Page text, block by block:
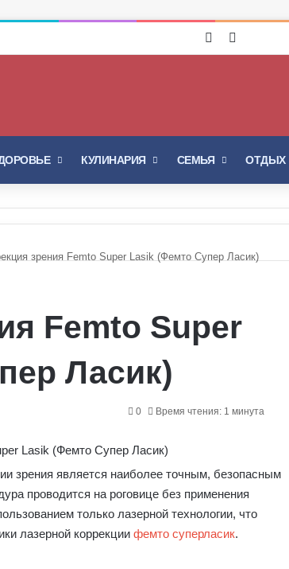
Войти
КУЛИНАРИЯ СЕМЬЯ ОТДЫХ
зрения Femto Super Lasik (Фемто Супер Ласик)
Femto Super
Ласик)
0 Время чтения: 1 минута
зрения является наиболее точным, безопасным
проводится на роговице без применения
только лазерной технологии, что
лазерной коррекции фемто суперласик.